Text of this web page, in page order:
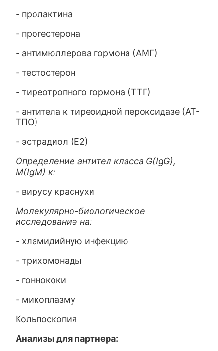
- пролактина
- прогестерона
- антимюллерова гормона (АМГ)
- тестостерон
- тиреотропного гормона (ТТГ)
- антитела к тиреоидной пероксидазе (АТ-
ТПО)
- эстрадиол (Е2)
Определение антител класса G(IgG),
M(IgM) к:
- вирусу краснухи
Молекулярно-биологическое
исследование на:
- хламидийную инфекцию
- трихомонады
- гоннококи
- микоплазму
Кольпоскопия
Анализы для партнера: